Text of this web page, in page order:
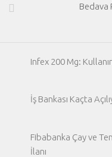
Bedava
Infex 200 Mg:
İş Bankası Kaçta
Fibabanka Çay ve
İlanı